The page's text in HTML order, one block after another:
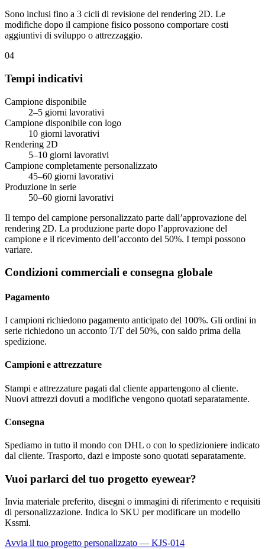
Sono inclusi fino a 3 cicli di revisione del rendering 2D. Le
modifiche dopo il campione fisico possono comportare costi
aggiuntivi di sviluppo o attrezzaggio.
04
Tempi indicativi
Campione disponibile
2–5 giorni lavorativi
Campione disponibile con logo
10 giorni lavorativi
Rendering 2D
5–10 giorni lavorativi
Campione completamente personalizzato
45–60 giorni lavorativi
Produzione in serie
50–60 giorni lavorativi
Il tempo del campione personalizzato parte dall’approvazione del
rendering 2D. La produzione parte dopo l’approvazione del
campione e il ricevimento dell’acconto del 50%. I tempi possono
variare.
Condizioni commerciali e consegna globale
Pagamento
I campioni richiedono pagamento anticipato del 100%. Gli ordini in
serie richiedono un acconto T/T del 50%, con saldo prima della
spedizione.
Campioni e attrezzature
Stampi e attrezzature pagati dal cliente appartengono al cliente.
Nuovi attrezzi dovuti a modifiche vengono quotati separatamente.
Consegna
Spediamo in tutto il mondo con DHL o con lo spedizioniere indicato
dal cliente. Trasporto, dazi e imposte sono quotati separatamente.
Vuoi parlarci del tuo progetto eyewear?
Invia materiale preferito, disegni o immagini di riferimento e requisiti
di personalizzazione. Indica lo SKU per modificare un modello
Kssmi.
Avvia il tuo progetto personalizzato — KJS-014